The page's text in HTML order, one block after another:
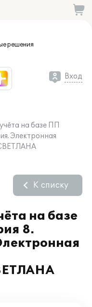
решения
Вход
на базе ПП
Электронная
на базе
8.
К списку